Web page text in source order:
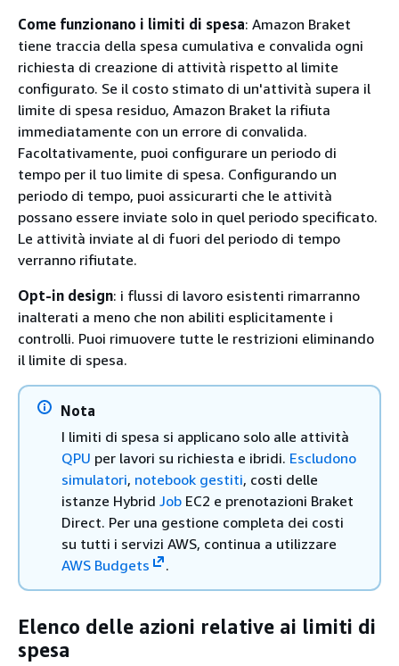
Come funzionano i limiti di spesa: Amazon Braket
tiene traccia della spesa cumulativa e convalida ogni
richiesta di creazione di attività rispetto al limite
configurato. Se il costo stimato di un'attività supera il
limite di spesa residuo, Amazon Braket la rifiuta
immediatamente con un errore di convalida.
Facoltativamente, puoi configurare un periodo di
tempo per il tuo limite di spesa. Configurando un
periodo di tempo, puoi assicurarti che le attività
possano essere inviate solo in quel periodo specificato.
Le attività inviate al di fuori del periodo di tempo
verranno rifiutate.
Opt-in design: i flussi di lavoro esistenti rimarranno
inalterati a meno che non abiliti esplicitamente i
controlli. Puoi rimuovere tutte le restrizioni eliminando
il limite di spesa.
Nota
I limiti di spesa si applicano solo alle attività
QPU per lavori su richiesta e ibridi. Escludono
simulatori, notebook gestiti, costi delle
istanze Hybrid Job EC2 e prenotazioni Braket
Direct. Per una gestione completa dei costi
su tutti i servizi AWS, continua a utilizzare
AWS Budgets
.
Elenco delle azioni relative ai limiti di
spesa